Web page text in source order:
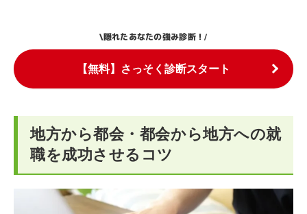
\隠れたあなたの強み診断！/
【無料】さっそく診断スタート
地方から都会・都会から地方への就
職を成功させるコツ